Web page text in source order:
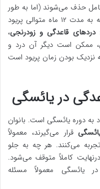
حذف می‌شوند (اما به طور
مشخص، یائسگی زمانی رخ می‌دهد که به مدت ۱۲ ماه متوالی پریود
دردهای قاعدگی و زودرنجی،
ممکن است دیگر آن درد و
نزدیک بودن زمان پریود است
در یائسگی
دوره یائسگی است. بانوان
قرار می‌گیرند، معمولاً
می‌کنند. هر چه به جلو
کاملاً متوقف می‌شود.
یائسگی معمولاً مسئله